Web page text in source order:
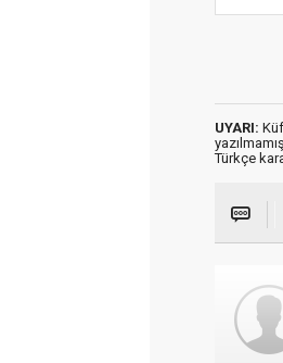
UYARI:
Türkçe